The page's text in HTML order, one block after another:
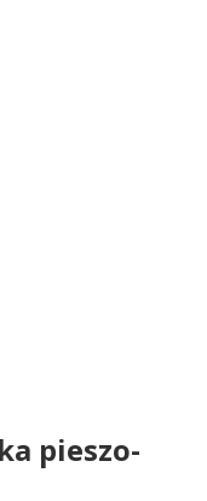
pieszo-